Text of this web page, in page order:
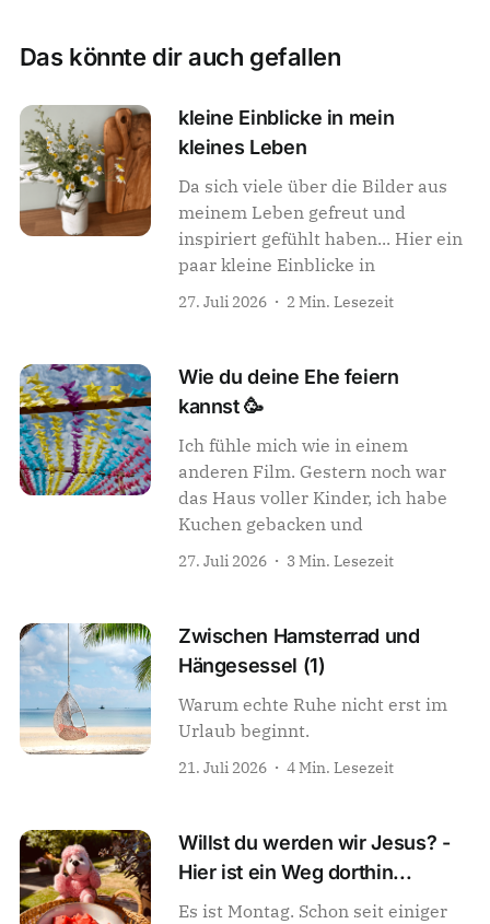
Das könnte dir auch gefallen
kleine Einblicke in mein
kleines Leben
Da sich viele über die Bilder aus
meinem Leben gefreut und
inspiriert gefühlt haben... Hier ein
paar kleine Einblicke in
27. Juli 2026 2 Min. Lesezeit
Wie du deine Ehe feiern
kannst 🥳
Ich fühle mich wie in einem
anderen Film. Gestern noch war
das Haus voller Kinder, ich habe
Kuchen gebacken und
27. Juli 2026 3 Min. Lesezeit
Zwischen Hamsterrad und
Hängesessel (1)
Warum echte Ruhe nicht erst im
Urlaub beginnt.
21. Juli 2026 4 Min. Lesezeit
Willst du werden wir Jesus? -
Hier ist ein Weg dorthin...
Es ist Montag. Schon seit einiger